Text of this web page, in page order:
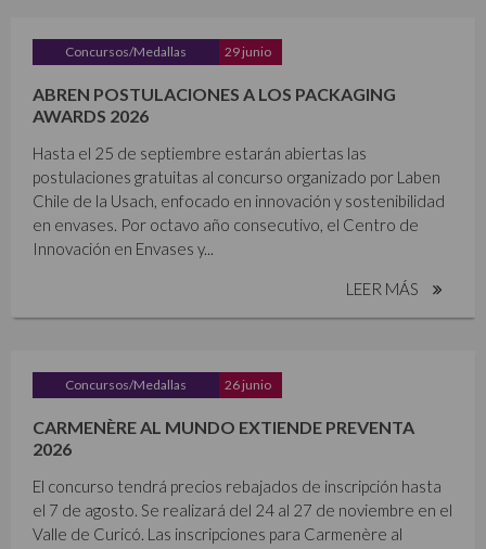
Concursos/Medallas 29 junio
ABREN POSTULACIONES A LOS PACKAGING
AWARDS 2026
Hasta el 25 de septiembre estarán abiertas las
postulaciones gratuitas al concurso organizado por Laben
Chile de la Usach, enfocado en innovación y sostenibilidad
en envases. Por octavo año consecutivo, el Centro de
Innovación en Envases y...
LEER MÁS
Concursos/Medallas 26 junio
CARMENÈRE AL MUNDO EXTIENDE PREVENTA
2026
El concurso tendrá precios rebajados de inscripción hasta
el 7 de agosto. Se realizará del 24 al 27 de noviembre en el
Valle de Curicó. Las inscripciones para Carmenère al